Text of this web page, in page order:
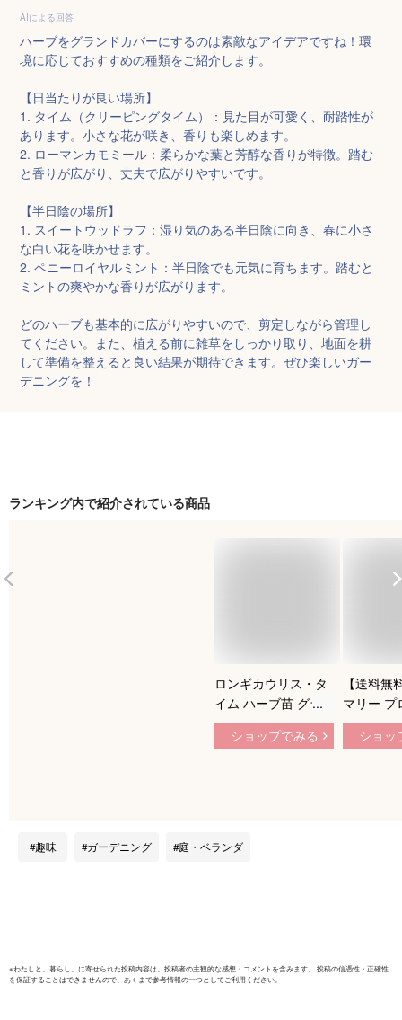
AIによる回答
ハーブをグランドカバーにするのは素敵なアイデアですね！環
境に応じておすすめの種類をご紹介します。
【日当たりが良い場所】
1. タイム（クリーピングタイム）：見た目が可愛く、耐踏性が
あります。小さな花が咲き、香りも楽しめます。
2. ローマンカモミール：柔らかな葉と芳醇な香りが特徴。踏む
と香りが広がり、丈夫で広がりやすいです。
【半日陰の場所】
1. スイートウッドラフ：湿り気のある半日陰に向き、春に小さ
な白い花を咲かせます。
2. ペニーロイヤルミント：半日陰でも元気に育ちます。踏むと
ミントの爽やかな香りが広がります。
どのハーブも基本的に広がりやすいので、剪定しながら管理し
てください。また、植える前に雑草をしっかり取り、地面を耕
して準備を整えると良い結果が期待できます。ぜひ楽しいガー
デニングを！
ランキング内で紹介されている商品
ロンギカウリス・タ
イム ハーブ苗 グラ
ンドカバー
ショップでみる
【送料無
マリー プ
タス ハー
13.5cm
ショッ
趣味 ガーデニング 庭・ベランダ
※わたしと、暮らし。 に寄せられた投稿内容は、投稿者の主観的な感想・コメントを含みます。 投稿の信憑性・正確性
を保証することはできませんので、あくまで参考情報の一つとしてご利用ください。